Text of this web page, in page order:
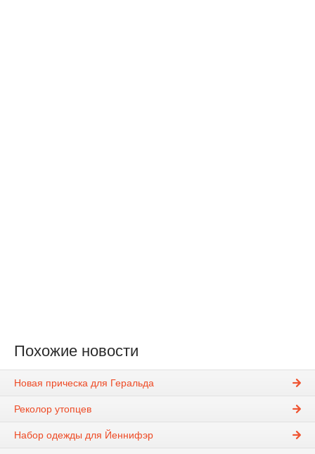
Похожие новости
Новая прическа для Геральда
Реколор утопцев
Набор одежды для Йеннифэр